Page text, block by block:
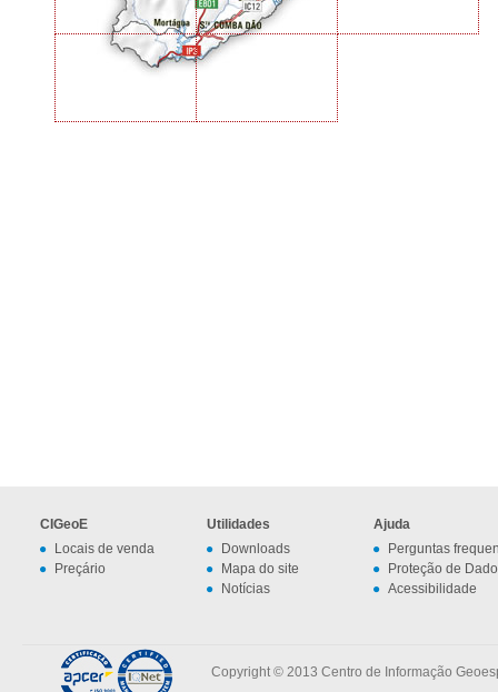
CIGeoE
Locais de venda
Preçário
Utilidades
Downloads
Mapa do site
Notícias
Ajuda
Perguntas
Proteção de
Acessibilidade
Copyright © 2013 Centro de Informação